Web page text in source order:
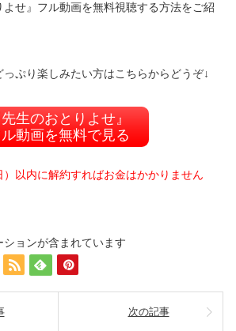
よせ』フル動画を無料視聴する方法をご紹
ぷり楽しみたい方はこちらからどうぞ↓
先生のおとりよせ』
動画を無料で見る
以内に解約すればお金はかかりません
ョンが含まれています
次の記事